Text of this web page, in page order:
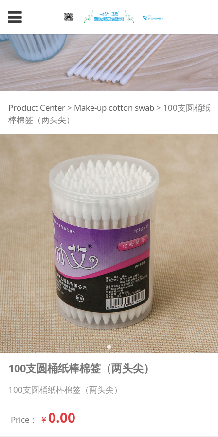
100支圆桶纸棒棉签
（两头尖）
Product Center> Make-up cotton swab> 100支圆桶纸
棒棉签（两头尖）
100支圆桶纸棒棉签（两头尖）
100支圆桶纸棒棉签（两头尖）
Price： ￥ 0.00